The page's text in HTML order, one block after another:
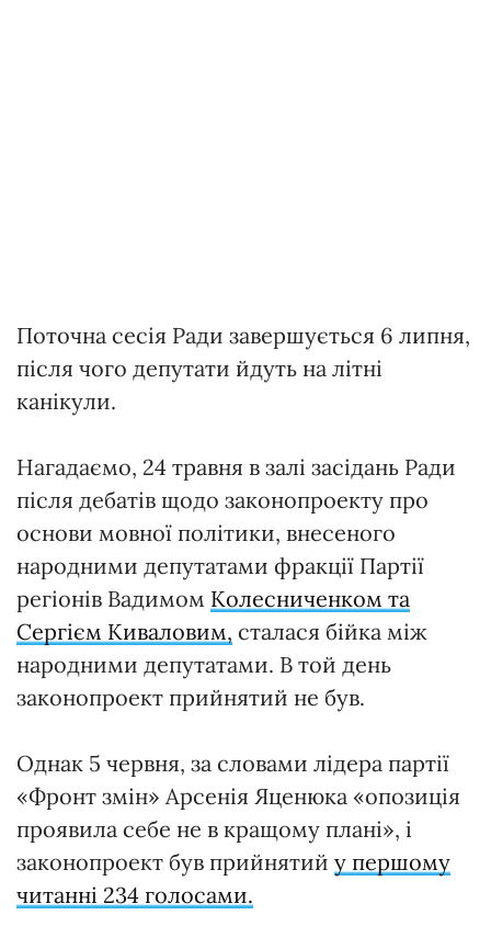
Поточна сесія Ради завершується 6 липня,
після чого депутати йдуть на літні
канікули.
Нагадаємо, 24 травня в залі засідань Ради
після дебатів щодо законопроекту про
основи мовної політики, внесеного
народними депутатами фракції Партії
регіонів Вадимом Колесниченком та
Сергієм Киваловим, сталася бійка між
народними депутатами. В той день
законопроект прийнятий не був.
Однак 5 червня, за словами лідера партії
«Фронт змін» Арсенія Яценюка «опозиція
проявила себе не в кращому плані», і
законопроект був прийнятий у першому
читанні 234 голосами.